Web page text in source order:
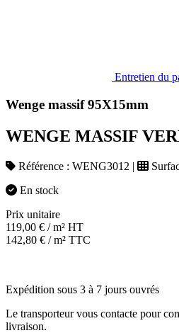
Entretien du
Wenge massif 95X15mm
WENGE MASSIF
Référence : WENG3012 |
En stock
Prix unitaire
119,00 € / m² HT
142,80 € / m² TTC
Expédition sous 3 à 7 jours ouvrés
Le transporteur vous contacte pour
livraison.